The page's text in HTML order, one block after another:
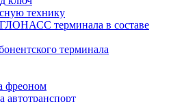
технику
ГЛОНАСС терминала в составе
терминала
фреоном
автотранспорт